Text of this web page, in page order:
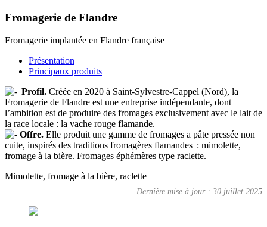
Fromagerie de Flandre
Fromagerie implantée en Flandre française
Présentation
Principaux produits
Profil. Créée en 2020 à Saint-Sylvestre-Cappel (Nord), la
Fromagerie de Flandre est une entreprise indépendante, dont
l’ambition est de produire des fromages exclusivement avec le lait de
la race locale : la vache rouge flamande.
Offre. Elle produit une gamme de fromages a pâte pressée non
cuite, inspirés des traditions fromagères flamandes : mimolette,
fromage à la bière. Fromages éphémères type raclette.
Mimolette, fromage à la bière, raclette
Dernière mise à jour : 30 juillet 2025